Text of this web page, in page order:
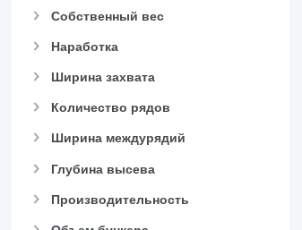
Собственный вес
Наработка
Ширина захвата
Количество рядов
Ширина междурядий
Глубина высева
Производительность